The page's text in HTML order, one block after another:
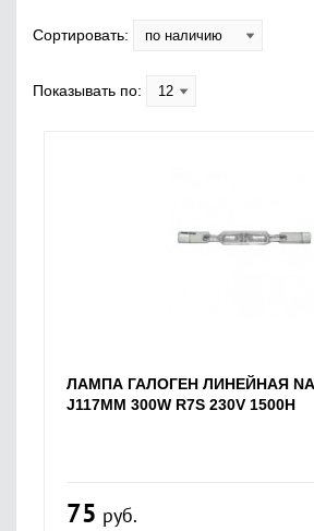
Сортировать:
Показывать по:
ЛАМПА ГАЛОГЕН ЛИНЕЙНАЯ
J117MM 300W R7S 230V 1500H
75 руб.